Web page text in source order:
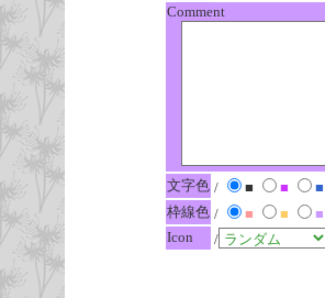
Comment
文字色 / ■ ■ ■
枠線色 / ■ ■ ■
Icon
/